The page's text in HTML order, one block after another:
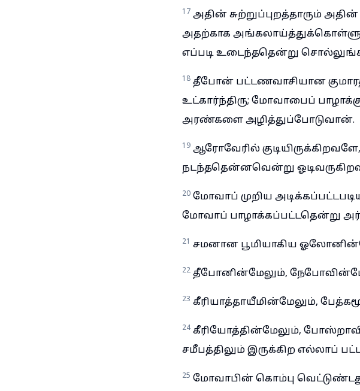
17 அதின் சுற்றுப்புறத்தாரும்
அதற்காக
எப்படி உடைந்ததென்று
18 தீபோன் பட்டணவாசியான
உட்கார்ந்திரு; மோவாபைப்
அரண்களை அழித்துப்போடுவான்.
19 ஆரோவேரில்
நடந்ததென்னவென்று
20 மோவாப் முறிய
மோவாப் பாழாக்கப்பட்டதென்று
21 சமனான பூமியாகிய
22 தீபோனின்மேலும்,
23 கீரியாத்தாயீமின்மேலும்,
24 கீரியோத்தின்மேலும்,
சமீபத்திலும் இருக்கிற எல்லாப்
25 மோவாபின் கொம்பு